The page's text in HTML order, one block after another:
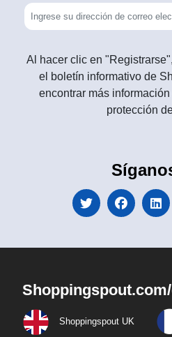
Al hacer clic en
el boletín informativo de
encontrar más
protección
Shoppingspout UK